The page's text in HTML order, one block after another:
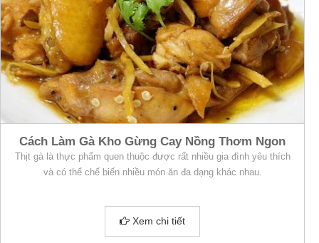
Cách Làm Gà Kho Gừng Cay Nồng Thơm Ngon
Thịt gà là thực phẩm quen thuộc được rất nhiều gia đình yêu thích
và có thể chế biến nhiều món ăn đa dạng khác nhau.
Xem chi tiết